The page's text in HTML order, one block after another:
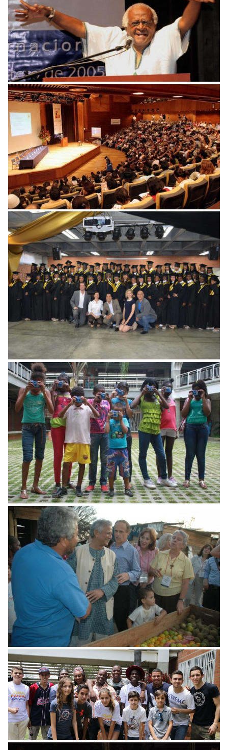
Simposio Justicia Restaurativa
Simposio Justicia Restaurativa
Birretes Al Cielo
Reporteritos Al Derecho
Semilla de Mostaza
House Club de Amigos Somos